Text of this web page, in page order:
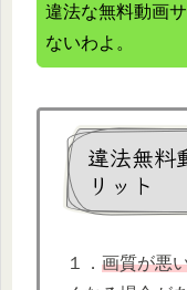
違法な無料動画
ないわよ。
違法無料
リット
１． 画質が悪